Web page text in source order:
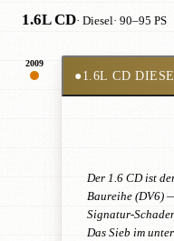
1.6L CD· Diesel· 90–95 PS
2009
●1.6L CD
Der 1.6 CD ist
Baureihe (DV6)
Signatur-
Das Sieb im